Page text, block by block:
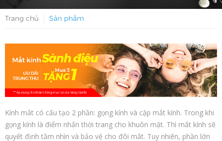
Trang chủ Sản phẩm
Kính mắt có cấu tạo 2 phần: gọng kính và cặp mắt kính. Trong khi
gọng kính là điểm nhấn thời trang cho khuôn mặt. Thì mắt kính sẽ
quyết định tầm nhìn và bảo vệ cho đôi mắt. Tuy nhiên, phần lớn